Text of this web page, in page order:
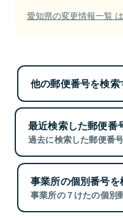
愛知県の変更情報一覧
他の郵便番号を検索
最近検索した郵便番
過去に検索した郵便番
事業所の個別番号を
事業所の７けたの個別